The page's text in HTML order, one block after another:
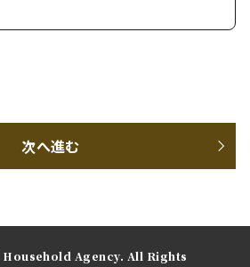
次へ進む
Agency. All Rights